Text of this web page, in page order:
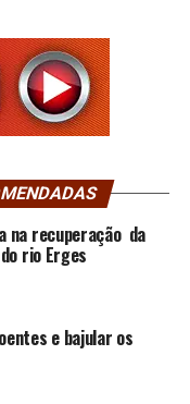
na recuperação da
rio Erges
e bajular os